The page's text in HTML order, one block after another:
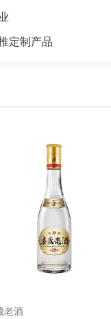
定制产品
老酒